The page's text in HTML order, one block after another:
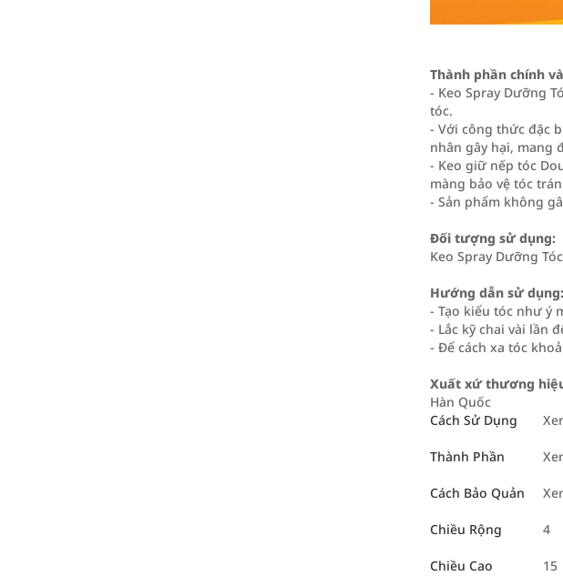
Thành phần chính
- Keo Spray Dưỡng
tóc.
- Với công thức đặc
nhân gây hại, mang
- Keo giữ nếp tóc
màng bảo vệ tóc
- Sản phẩm không
Đối tượng sử dụng:
Keo Spray Dưỡng
Hướng dẫn sử dụng:
- Tạo kiểu tóc như ý
- Lắc kỹ chai vài lần
- Để cách xa tóc
Xuất xứ thương
Hàn Quốc
Cách Sử Dụng
Thành Phần
Cách Bảo Quản
Chiều Rộng 4
Chiều Cao 15